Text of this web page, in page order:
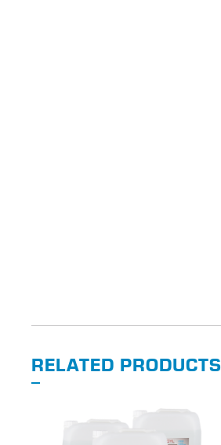
RELATED PRODUCTS